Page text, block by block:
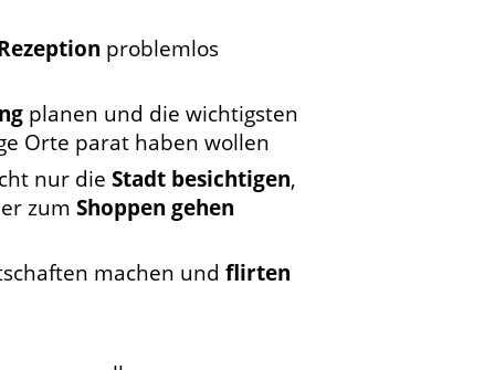
problemlos
planen und die wichtigsten
Orte parat haben wollen
nur die Stadt besichtigen,
zum Shoppen gehen
machen und flirten